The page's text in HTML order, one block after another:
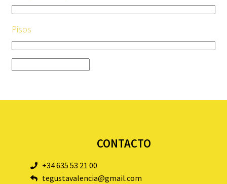
Pisos
CONTACTO
+34 635 53 21 00
tegustavalencia@gmail.com